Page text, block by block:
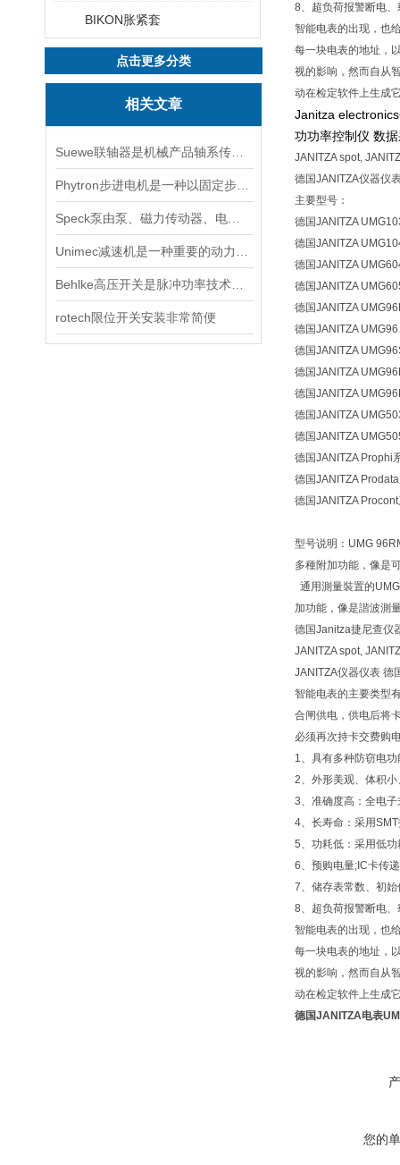
BIKON胀紧套
点击更多分类
相关文章
rotech限位开关安装非常简便
8、超负荷报警断电
智能电表的出现，也
每一块电表的地址，
视的影响，然而自从
动在检定软件上生成
Janitza
功功率控制仪 数
JANITZA spot,
德国JANITZA仪器仪
主要型号：
德国JANITZA
德国JANITZA
德国JANITZA
德国JANITZA
德国JANITZA
德国JANITZA
德国JANITZA
德国JANITZA
德国JANITZA
德国JANITZA
德国JANITZA
德国JANITZA Prophi
德国JANITZA
德国JANITZA
型号说明：UMG
多種附加功能，像是
通用測量裝置的
加功能，像是諧波測
德国Janitza捷尼查仪
JANITZA spot,
JANITZA仪器仪表 德
智能电表的主要类型
合闸供电，供电后将
必须再次持卡交费购
1、具有多种防窃电
2、外形美观、体积
3、准确度高：全电
4、长寿命：采用
5、功耗低：采用低
6、预购电量;IC卡传
7、储存表常数、初
8、超负荷报警断电
智能电表的出现，也
每一块电表的地址，
视的影响，然而自从
动在检定软件上生成
德国JANITZA电表
您的